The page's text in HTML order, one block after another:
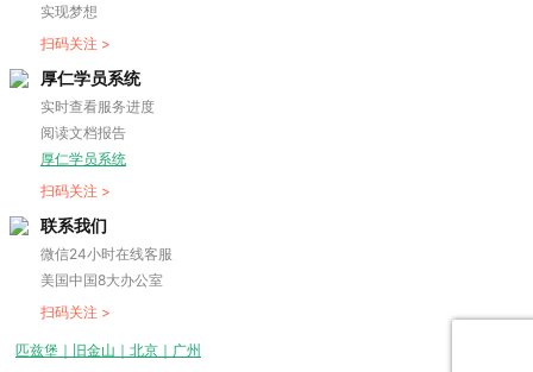
实现梦想
扫码关注 >
厚仁学员系统
实时查看服务进度
阅读文档报告
厚仁学员系统
扫码关注 >
联系我们
微信24小时在线客服
美国中国8大办公室
扫码关注 >
匹兹堡｜旧金山｜北京｜广州